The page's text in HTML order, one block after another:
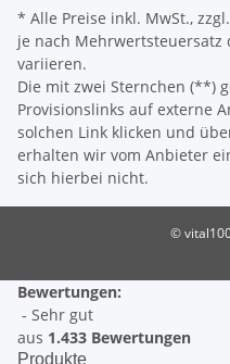
* Alle Preise inkl. MwSt., zzgl.
je nach Mehrwertsteuersatz
variieren.
Die mit zwei Sternchen (**)
Provisionslinks auf externe
solchen Link klicken und
erhalten wir vom Anbieter
sich hierbei nicht.
©
Bewertungen:
- Sehr gut
aus 1.433 Bewertungen
Produkte